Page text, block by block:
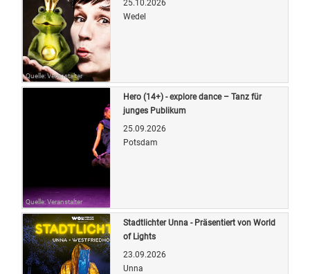
Quelle: Veranstalter
25.10.2026
Wedel
Quelle: Veranstalter
Hero (14+) - explore dance – Tanz für
junges Publikum
25.09.2026
Potsdam
Stadtlichter Unna - Präsentiert von World
of Lights
23.09.2026
Unna